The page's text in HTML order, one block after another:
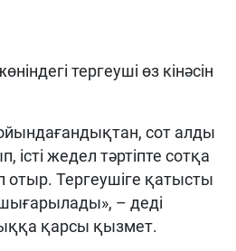
тергеуші өз кінәсін
сот алды
істі жедел тәртіпте сотқа
отыр. Тергеушіге қатысты
– деді
қарсы қызмет.